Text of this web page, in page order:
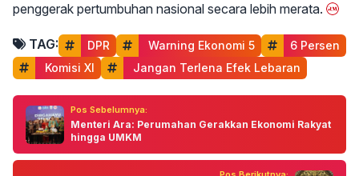
penggerak pertumbuhan nasional secara lebih merata.
TAG: DPR Warning Ekonomi 5
6 Persen
Komisi XI
Jangan Terlena Efek Lebaran
Pos Sebelumnya:
Menteri Ara: Perumahan Gerakkan Ekonomi Rakyat
hingga UMKM